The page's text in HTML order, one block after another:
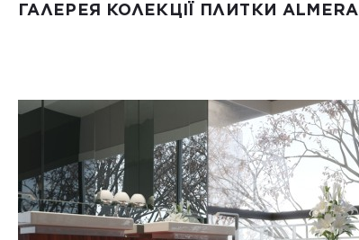
ГАЛЕРЕЯ КОЛЕКЦІЇ ПЛИТКИ ALMERA